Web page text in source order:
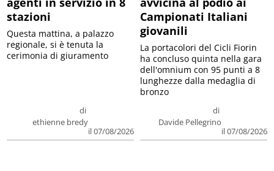
stazioni
di
ethienne bredy
il 07/08/2026
Questa mattina, a palazzo
regionale, si è tenuta la
cerimonia di giuramento
Campionati Italiani
giovanili
di
Davide Pellegrino
il 07/08/2026
La portacolori del Cicli Fiorin
ha concluso quinta nella gara
dell'omnium con 95 punti a 8
lunghezze dalla medaglia di
bronzo